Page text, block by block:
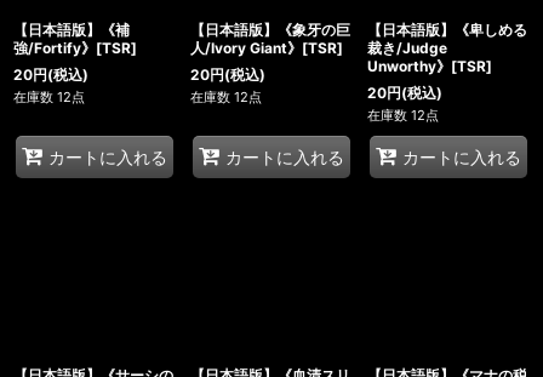
【日本語版】《補
強/Fortify》[TSR]
20円(税込)
在庫数 12点
カートに入れる
【日本語版】《象牙の巨
人/Ivory Giant》[TSR]
20円(税込)
在庫数 12点
カートに入れる
【日本語版】《卑しめる
裁き/Judge
Unworthy》[TSR]
20円(税込)
在庫数 12点
カートに入れる